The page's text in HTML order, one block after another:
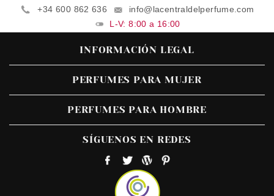
+34 600 862 636
info@lacentraldelperfume.com
L-V: 8:00 a 16:00
INFORMACIÓN LEGAL
PERFUMES PARA MUJER
PERFUMES PARA HOMBRE
SÍGUENOS EN REDES